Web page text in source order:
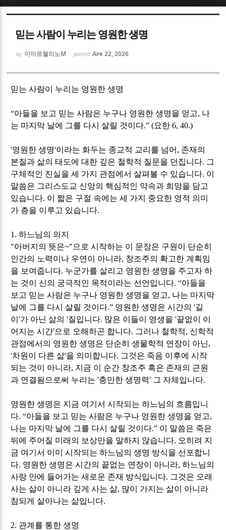
믿는 사람이 누리는 영원한 생명
by 이마르첼리노M posted Apr 22, 2026
믿는 사람이 누리는 영원한 생명
“아들을 보고 믿는 사람은 누구나 영원한 생명을 얻고, 나
는 마지막 날에 그를 다시 살릴 것이다.” (요한6, 40.)
'영원한 생명'이라는 화두는 종교적 교리를 넘어 , 존재의
본질과 삶의 태도에 대한 깊은 철학적 질문을 던집니다. 그
구체적인 진실을 세 가지 관점에서 살펴볼 수 있습니다. 이
말씀은 그리스도교 신앙의 핵심적인 약속과 희망을 담고
있습니다. 이 짧은 구절 속에는 세 가지 중요한 영적 의미
가 층을 이루고 있습니다.
1.하느님의 의지
"아버지의 뜻은~"으로 시작하는 이 문장은 구원이 단순히
인간의 노력이나 우연이 아니라, 창조주의 확고한 계획임
을 보여줍니다. 누군가를 살리고 영원한 생명을 주고자 하
는 것이 신의 궁극적인 목적이라는 선언입니다. “아들을
보고 믿는 사람은 누구나 영원한 생명을 얻고, 나는 마지막
날에 그를 다시 살릴 것이다.” 영원한 생명은 시간의'길
이'가 아닌 삶의'질입니다. 많은 이들이 영생을'끝없이 이
어지는 시간'으로 오해하곤 합니다. 그러나 철학적, 신학적
관점에서의 영원한 생명은 단순히 생물학적 연장이 아닌,
'차원이 다른 삶'을 의미합니다. 그것은 죽음 이후에 시작
되는 것이 아니라, 지금 이 순간 창조주 혹은 존재의 근원
과 연결됨으로써 누리는'충만한 생명력' 그 자체입니다.
영원한 생명은 지금 여기서 시작되는 하느님의 흐름입니
다. “아들을 보고 믿는 사람은 누구나 영원한 생명을 얻고,
나는 마지막 날에 그를 다시 살릴 것이다.” 이 말씀은 죽은
뒤에 주어질 미래의 보상만을 말하지 않습니다. 오히려 지
금 여기서 이미 시작되는 하느님의 생명 방식을 선포합니
다. 영원한 생명은 시간의 끝없는 연장이 아니라,하느님의
사랑 안에 들어가는 새로운 존재 방식입니다. 그것은 오래
사는 삶이 아니라 깊게 사는 삶, 많이 가지는 삶이 아니라
참되게 살아나는 삶입니다.
2. 관계를 통한 생명
Sketchbook5, 스케치북5
Sketchbook5, 스케치북5
Sketchbook5, 스케치북5
Sketchbook5, 스케치북5